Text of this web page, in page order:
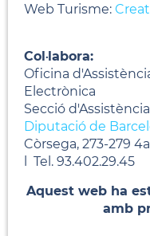
Web Turisme:
Col·labora:
Oficina
Electrònica
Secció
Diputació de
Còrsega, 273-279
l Tel. 93.402.29.45
Aquest web ha
amb